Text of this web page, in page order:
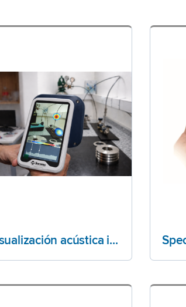
Visualización acústica industrial | Sorama